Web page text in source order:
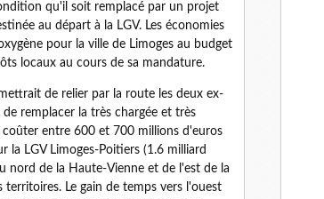
qu'il soit remplacé par un projet
au départ à la LGV. Les économies
pour la ville de Limoges au budget
locaux au cours de sa mandature.
de relier par la route les deux ex-
remplacer la très chargée et très
entre 600 et 700 millions d'euros
LGV Limoges-Poitiers (1.6 milliard
nord de la Haute-Vienne et de l'est de la
territoires. Le gain de temps vers l'ouest